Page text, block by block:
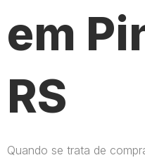
em
RS
Quando se trata de